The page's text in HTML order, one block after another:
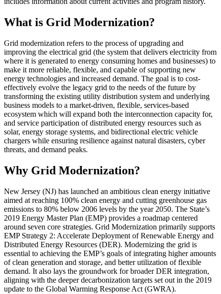
What is Grid Modernization?​​​​‌ ‍ ​‍​‍‌‍ ‌ ​‍‌‍‍‌‌‍‌ ‌‍‍‌‌‍ ‍​‍​‍​ ‍‍​‍​‍‌ ​ ‌‍​‌‌‍ ‍‌‍‍‌‌ ‌​‌ ‍‌​‍ ‍‌‍‍‌‌‍ ​‍​‍​‍ ​​‍​‍‌‍‍​‌ ​‍‌‍‌‌‌‍‌‍​‍​‍​ ‍‍​‍​‍‌‍‍​‌ ‌​‌ ‌​‌ ​​​ ‍‍​‍ ​‍ ‌‍ ​‌‍ ‌‍​ ‌‍​‌‌‍ ​‌‍‍​‌‍ ‌ ​ ‌ ‌​​ ‍‍​ ​ ​ ​ ​ ​ ​ ​ ​‍ ‌‍‍‌‌‍ ‍‌ ‌​‌‍‌‌‌‍ ‍‌ ‌​​‍ ‌‍‌‌‌‍‌​‌‍‍‌‌ ‌​​‍ ‌‍ ‌‌‍ ‌‍‌​‌‍‌‌​ ‌‌ ​​‌ ​‍‌‍‌‌‌ ​ ‌‍‌‌‌‍ ‍‌ ‌​‌‍​‌‌ ‌​‌‍‍‌‌‍ ‌‍ ‍​ ‍ ‌‍‍‌‌‍‌​​ ‌​ ‌​‌‍‌‍​ ‌‍​ ‍‌​ ‌‌​ ​‌​ ‍​‌‍‌‍​‍ ‌​ ​ ​ ‌‍​ ​​​ ​ ​‍ ‌​ ‌​​ ‍​‌‍‌​​ ‌‍​‍ ‌​ ‍​‌‍​‍‌‍‌‍​ ‍​​‍ ‌​ ‍​​ ​​​ ​ ​ ‌‌​ ‌ ‌‍‌​​ ​​‌‍​‌​ ‌​​ ‍‌‌‍‌‍​ ‌‌​ ‍ ‌ ‌​‌ ‍‌‌ ​​‌‍‌‌​ ‌‌ ​​‌ ​‍‌‍ ‌‍‌ ‌ ​‍‌‍​‌‌‍ ‌​ ‍ ‌ ​​‌‍​‌‌ ‌​‌‍‍​​ ‌‌‍​ ‌‍ ‌‍ ‍‌ ‌​‌‍‌‌‌‍ ‍‌ ‌​‌‌​ ‌‍‌‌‌‍​ ‌ ‌​‌‍‍‌‌‍ ‌‍ ‍‌ ​ ​‍‌‌​ ‌‌‌​​‍‌‌ ‌‍‍ ‌‍‌‌‌ ‍‌​‍‌‌​ ​ ‌​‌​​‍‌‌​ ​ ‌​‌​​‍‌‌​ ​‍​ ​‍​ ‌‌​ ​ ‌‍​ ​ ‌‍‌‍‌‍‌‍‌​‌‍‌‌‌‍‌​‌‍‌‍​ ​ ​ ‌‌​ ‌ ​‍‌‌​ ​‍​ ​‍​‍‌‌​ ‌‌‌​‌​​‍ ‍‌‍‍​‌‍‌‌‌‍​‌‌‍‌​‌‍‍‌‌‍ ‍‌‍‌ ​ ‌‍​‍‌‍​‌‌ ​ ‌‍‌‌‌‌‌‌‌ ​‍‌‍ ​​ ‌‌‍‍​‌ ‌​‌ ‌​‌ ​​​‍‌‌​ ​ ‌​​‌​‍‌‌​ ​‍‌​‌‍​‍‌‌​ ​‍‌​‌‍‌‍ ​‌‍ ‌‍​ ‌‍​‌‌‍ ​‌‍‍​‌‍ ‌ ​ ‌ ‌​​‍‌‌​ ​ ‌​​‌​ ​ ​ ​ ​ ​ ​ ​ ​‍‌‍‌‍‍‌‌‍‌​​ ‌​ ‌​‌‍‌‍​ ‌‍​ ‍‌​ ‌‌​ ​‌​ ‍​‌‍‌‍​‍ ‌​ ​ ​ ‌‍​ ​​​ ​ ​‍ ‌​ ‌​​ ‍​‌‍‌​​ ‌‍​‍ ‌​ ‍​‌‍​‍‌‍‌‍​ ‍​​‍ ‌​ ‍​​ ​​​ ​ ​ ‌‌​ ‌ ‌‍‌​​ ​​‌‍​‌​ ‌​​ ‍‌‌‍‌‍​ ‌‌​‍‌‍‌ ‌​‌ ‍‌‌ ​​‌‍‌‌​ ‌‌ ​​‌ ​‍‌‍ ‌‍‌ ‌ ​‍‌‍​‌‌‍ ‌​‍‌‍‌ ​​‌‍​‌‌ ‌​‌‍‍​​ ‌‌‍​ ‌‍ ‌‍ ‍‌ ‌​‌‍‌‌‌‍ ‍‌ ‌​‌‌​ ‌‍‌‌‌‍​ ‌ ‌​‌‍‍‌‌‍ ‌‍ ‍‌ ​ ​‍‌‌​ ‌‌‌​​‍‌‌ ‌‍‍ ‌‍‌‌‌ ‍‌​‍‌‌​ ​ ‌​‌​​‍‌‌​ ​ ‌​‌​​‍‌‌​ ​‍​ ​‍​ ‌‌​ ​ ‌‍​ ​ ‌‍‌‍‌‍‌‍‌​‌‍‌‌‌‍‌​‌‍‌‍​ ​ ​ ‌‌​ ‌ ​‍‌‌​ ​‍​ ​‍​‍‌‌​ ‌‌‌​‌​​‍ ‍‌‍‍​‌‍‌‌‌‍​‌‌‍‌​‌‍‍‌‌‍ ‍‌‍‌ ​‍‌‍‌ ​​‌‍‌‌‌ ​‍‌ ​ ‌ ​​‌‍‌‌‌‍​ ‌ ‌​‌‍‍‌‌ ‌‍‌‍‌‌​ ‌‌ ​​‌ ‌‌‌‍​‍‌‍ ​‌‍‍‌‌ ​ ‌‍‍​‌‍‌‌‌‍‌​​‍​‍‌ ‌
Grid modernization refers to the process of upgrading and
improving the electrical grid (the system that delivers electricity from
where it is generated to energy consuming homes and businesses) to
make it more reliable, flexible, and capable of supporting new
energy technologies and increased demand. The goal is to cost-
effectively evolve the legacy grid to the needs of the future by
transforming the existing utility distribution system and underlying
business models to a market-driven, flexible, services-based
ecosystem which will expand both the interconnection capacity for,
and service participation of distributed energy resources such as
solar, energy storage systems, and bidirectional electric vehicle
chargers while ensuring resilience against natural disasters, cyber
threats, and demand peaks.​​​​‌ ‍ ​‍​‍‌‍ ‌ ​‍‌‍‍‌‌‍‌ ‌‍‍‌‌‍ ‍​‍​‍​ ‍‍​‍​‍‌ ​ ‌‍​‌‌‍ ‍‌‍‍‌‌ ‌​‌ ‍‌​‍ ‍‌‍‍‌‌‍ ​‍​‍​‍ ​​‍​‍‌‍‍​‌ ​‍‌‍‌‌‌‍‌‍​‍​‍​ ‍‍​‍​‍‌‍‍​‌ ‌​‌ ‌​‌ ​​​ ‍‍​‍ ​‍ ‌‍ ​‌‍ ‌‍​ ‌‍​‌‌‍ ​‌‍‍​‌‍ ‌ ​ ‌ ‌​​ ‍‍​ ​ ​ ​ ​ ​ ​ ​ ​‍ ‌‍‍‌‌‍ ‍‌ ‌​‌‍‌‌‌‍ ‍‌ ‌​​‍ ‌‍‌‌‌‍‌​‌‍‍‌‌ ‌​​‍ ‌‍ ‌‌‍ ‌‍‌​‌‍‌‌​ ‌‌ ​​‌ ​‍‌‍‌‌‌ ​ ‌‍‌‌‌‍ ‍‌ ‌​‌‍​‌‌ ‌​‌‍‍‌‌‍ ‌‍ ‍​ ‍ ‌‍‍‌‌‍‌​​ ‌​ ‌​‌‍‌‍​ ‌‍​ ‍‌​ ‌‌​ ​‌​ ‍​‌‍‌‍​‍ ‌​ ​ ​ ‌‍​ ​​​ ​ ​‍ ‌​ ‌​​ ‍​‌‍‌​​ ‌‍​‍ ‌​ ‍​‌‍​‍‌‍‌‍​ ‍​​‍ ‌​ ‍​​ ​​​ ​ ​ ‌‌​ ‌ ‌‍‌​​ ​​‌‍​‌​ ‌​​ ‍‌‌‍‌‍​ ‌‌​ ‍ ‌ ‌​‌ ‍‌‌ ​​‌‍‌‌​ ‌‌ ​​‌ ​‍‌‍ ‌‍‌ ‌ ​‍‌‍​‌‌‍ ‌​ ‍ ‌ ​​‌‍​‌‌ ‌​‌‍‍​​ ‌‌‍​ ‌‍ ‌‍ ‍‌ ‌​‌‍‌‌‌‍ ‍‌ ‌​‌‌​ ‌‍‌‌‌‍​ ‌ ‌​‌‍‍‌‌‍ ‌‍ ‍‌ ​ ​‍‌‌​ ‌‌‌​​‍‌‌ ‌‍‍ ‌‍‌‌‌ ‍‌​‍‌‌​ ​ ‌​‌​​‍‌‌​ ​ ‌​‌​​‍‌‌​ ​‍​ ​‍​ ‌‌​ ​ ‌‍​ ​ ‌‍‌‍‌‍‌‍‌​‌‍‌‌‌‍‌​‌‍‌‍​ ​ ​ ‌‌​ ‌ ​‍‌‌​ ​‍​ ​‍​‍‌‌​ ‌‌‌​‌​​‍ ‍‌‍​ ‌‍ ‌‍ ‍‌ ‌​‌‍‌‌‌‍ ‍‌ ‌​​‍‌‌​ ‌‌‌​​‍‌‌ ‌‍‍ ‌‍‌‌‌ ‍‌​‍‌‌​ ​ ‌​‌​​‍‌‌​ ​ ‌​‌​​‍‌‌​ ​‍​ ​‍​ ‌‍‌‍‌‌‌‍‌‌​ ‌‍​ ‌ ​ ‌​‌‍​‍​ ‌ ‌‍‌‍​ ‌‍‌‍‌‍​ ​‌​‍‌‌​ ​‍​ ​‍​‍‌‌​ ‌‌‌​‌​​‍ ‍‌‍​ ‌‍‍​‌‍‍‌‌‍ ​‌‍‌​‌ ​‍‌‍‌‌‌‍ ‍​‍‌‌​ ‌‌‌​​‍‌‌ ‌‍‍ ‌‍‌‌‌ ‍‌​‍‌‌​ ​ ‌​‌​​‍‌‌​ ​ ‌​‌​​‍‌‌​ ​‍​ ​‍‌‍​‍​ ‌‌​ ​ ‌‍​‌​ ‌‍‌‍​ ​ ‍‌‌‍​‍​ ‌ ‌‍​ ​ ​ ​ ‌‍​‍‌‌​ ​‍​ ​‍​‍‌‌​ ‌‌‌​‌​​‍ ‍‌ ‌​‌‍‌‌‌ ‍​‌ ‌​​ ‌‍​‍‌‍​‌‌ ​ ‌‍‌‌‌‌‌‌‌ ​‍‌‍ ​​ ‌‌‍‍​‌ ‌​‌ ‌​‌ ​​​‍‌‌​ ​ ‌​​‌​‍‌‌​ ​‍‌​‌‍​‍‌‌​ ​‍‌​‌‍‌‍ ​‌‍ ‌‍​ ‌‍​‌‌‍ ​‌‍‍​‌‍ ‌ ​ ‌ ‌​​‍‌‌​ ​ ‌​​‌​ ​ ​ ​ ​ ​ ​ ​ ​‍‌‍‌‍‍‌‌‍‌​​ ‌​ ‌​‌‍‌‍​ ‌‍​ ‍‌​ ‌‌​ ​‌​ ‍​‌‍‌‍​‍ ‌​ ​ ​ ‌‍​ ​​​ ​ ​‍ ‌​ ‌​​ ‍​‌‍‌​​ ‌‍​‍ ‌​ ‍​‌‍​‍‌‍‌‍​ ‍​​‍ ‌​ ‍​​ ​​​ ​ ​ ‌‌​ ‌ ‌‍‌​​ ​​‌‍​‌​ ‌​​ ‍‌‌‍‌‍​ ‌‌​‍‌‍‌ ‌​‌ ‍‌‌ ​​‌‍‌‌​ ‌‌ ​​‌ ​‍‌‍ ‌‍‌ ‌ ​‍‌‍​‌‌‍ ‌​‍‌‍‌ ​​‌‍​‌‌ ‌​‌‍‍​​ ‌‌‍​ ‌‍ ‌‍ ‍‌ ‌​‌‍‌‌‌‍ ‍‌ ‌​‌‌​ ‌‍‌‌‌‍​ ‌ ‌​‌‍‍‌‌‍ ‌‍ ‍‌ ​ ​‍‌‌​ ‌‌‌​​‍‌‌ ‌‍‍ ‌‍‌‌‌ ‍‌​‍‌‌​ ​ ‌​‌​​‍‌‌​ ​ ‌​‌​​‍‌‌​ ​‍​ ​‍​ ‌‌​ ​ ‌‍​ ​ ‌‍‌‍‌‍‌‍‌​‌‍‌‌‌‍‌​‌‍‌‍​ ​ ​ ‌‌​ ‌ ​‍‌‌​ ​‍​ ​‍​‍‌‌​ ‌‌‌​‌​​‍ ‍‌‍​ ‌‍ ‌‍ ‍‌ ‌​‌‍‌‌‌‍ ‍‌ ‌​​‍‌‌​ ‌‌‌​​‍‌‌ ‌‍‍ ‌‍‌‌‌ ‍‌​‍‌‌​ ​ ‌​‌​​‍‌‌​ ​ ‌​‌​​‍‌‌​ ​‍​ ​‍​ ‌‍‌‍‌‌‌‍‌‌​ ‌‍​ ‌ ​ ‌​‌‍​‍​ ‌ ‌‍‌‍​ ‌‍‌‍‌‍​ ​‌​‍‌‌​ ​‍​ ​‍​‍‌‌​ ‌‌‌​‌​​‍ ‍‌‍​ ‌‍‍​‌‍‍‌‌‍ ​‌‍‌​‌ ​‍‌‍‌‌‌‍ ‍​‍‌‌​ ‌‌‌​​‍‌‌ ‌‍‍ ‌‍‌‌‌ ‍‌​‍‌‌​ ​ ‌​‌​​‍‌‌​ ​ ‌​‌​​‍‌‌​ ​‍​ ​‍‌‍​‍​ ‌‌​ ​ ‌‍​‌​ ‌‍‌‍​ ​ ‍‌‌‍​‍​ ‌ ‌‍​ ​ ​ ​ ‌‍​‍‌‌​ ​‍​ ​‍​‍‌‌​ ‌‌‌​‌​​‍ ‍‌ ‌​‌‍‌‌‌ ‍​‌ ‌​​‍‌‍‌ ​​‌‍‌‌‌ ​‍‌ ​ ‌ ​​‌‍‌‌‌‍​ ‌ ‌​‌‍‍‌‌ ‌‍‌‍‌‌​ ‌‌ ​​‌ ‌‌‌‍​‍‌‍ ​‌‍‍‌‌ ​ ‌‍‍​‌‍‌‌‌‍‌​​‍​‍‌ ‌
Why Grid Modernization?​​​​‌ ‍ ​‍​‍‌‍ ‌ ​‍‌‍‍‌‌‍‌ ‌‍‍‌‌‍ ‍​‍​‍​ ‍‍​‍​‍‌ ​ ‌‍​‌‌‍ ‍‌‍‍‌‌ ‌​‌ ‍‌​‍ ‍‌‍‍‌‌‍ ​‍​‍​‍ ​​‍​‍‌‍‍​‌ ​‍‌‍‌‌‌‍‌‍​‍​‍​ ‍‍​‍​‍‌‍‍​‌ ‌​‌ ‌​‌ ​​​ ‍‍​‍ ​‍ ‌‍ ​‌‍ ‌‍​ ‌‍​‌‌‍ ​‌‍‍​‌‍ ‌ ​ ‌ ‌​​ ‍‍​ ​ ​ ​ ​ ​ ​ ​ ​‍ ‌‍‍‌‌‍ ‍‌ ‌​‌‍‌‌‌‍ ‍‌ ‌​​‍ ‌‍‌‌‌‍‌​‌‍‍‌‌ ‌​​‍ ‌‍ ‌‌‍ ‌‍‌​‌‍‌‌​ ‌‌ ​​‌ ​‍‌‍‌‌‌ ​ ‌‍‌‌‌‍ ‍‌ ‌​‌‍​‌‌ ‌​‌‍‍‌‌‍ ‌‍ ‍​ ‍ ‌‍‍‌‌‍‌​​ ‌​ ‌​‌‍‌‍​ ‌‍​ ‍‌​ ‌‌​ ​‌​ ‍​‌‍‌‍​‍ ‌​ ​ ​ ‌‍​ ​​​ ​ ​‍ ‌​ ‌​​ ‍​‌‍‌​​ ‌‍​‍ ‌​ ‍​‌‍​‍‌‍‌‍​ ‍​​‍ ‌​ ‍​​ ​​​ ​ ​ ‌‌​ ‌ ‌‍‌​​ ​​‌‍​‌​ ‌​​ ‍‌‌‍‌‍​ ‌‌​ ‍ ‌ ‌​‌ ‍‌‌ ​​‌‍‌‌​ ‌‌ ​​‌ ​‍‌‍ ‌‍‌ ‌ ​‍‌‍​‌‌‍ ‌​ ‍ ‌ ​​‌‍​‌‌ ‌​‌‍‍​​ ‌‌‍​ ‌‍ ‌‍ ‍‌ ‌​‌‍‌‌‌‍ ‍‌ ‌​‌‌​ ‌‍‌‌‌‍​ ‌ ‌​‌‍‍‌‌‍ ‌‍ ‍‌ ​ ​‍‌‌​ ‌‌‌​​‍‌‌ ‌‍‍ ‌‍‌‌‌ ‍‌​‍‌‌​ ​ ‌​‌​​‍‌‌​ ​ ‌​‌​​‍‌‌​ ​‍​ ​‍​ ​‌‌‍​ ​ ​‍‌‍​‍​ ‌‍​ ‍​​ ​‌‌‍‌​​ ‍​‌‍​‍‌‍​ ​ ‌ ​‍‌‌​ ​‍​ ​‍​‍‌‌​ ‌‌‌​‌​​‍ ‍‌‍‍​‌‍‌‌‌‍​‌‌‍‌​‌‍‍‌‌‍ ‍‌‍‌ ​ ‌‍​‍‌‍​‌‌ ​ ‌‍‌‌‌‌‌‌‌ ​‍‌‍ ​​ ‌‌‍‍​‌ ‌​‌ ‌​‌ ​​​‍‌‌​ ​ ‌​​‌​‍‌‌​ ​‍‌​‌‍​‍‌‌​ ​‍‌​‌‍‌‍ ​‌‍ ‌‍​ ‌‍​‌‌‍ ​‌‍‍​‌‍ ‌ ​ ‌ ‌​​‍‌‌​ ​ ‌​​‌​ ​ ​ ​ ​ ​ ​ ​ ​‍‌‍‌‍‍‌‌‍‌​​ ‌​ ‌​‌‍‌‍​ ‌‍​ ‍‌​ ‌‌​ ​‌​ ‍​‌‍‌‍​‍ ‌​ ​ ​ ‌‍​ ​​​ ​ ​‍ ‌​ ‌​​ ‍​‌‍‌​​ ‌‍​‍ ‌​ ‍​‌‍​‍‌‍‌‍​ ‍​​‍ ‌​ ‍​​ ​​​ ​ ​ ‌‌​ ‌ ‌‍‌​​ ​​‌‍​‌​ ‌​​ ‍‌‌‍‌‍​ ‌‌​‍‌‍‌ ‌​‌ ‍‌‌ ​​‌‍‌‌​ ‌‌ ​​‌ ​‍‌‍ ‌‍‌ ‌ ​‍‌‍​‌‌‍ ‌​‍‌‍‌ ​​‌‍​‌‌ ‌​‌‍‍​​ ‌‌‍​ ‌‍ ‌‍ ‍‌ ‌​‌‍‌‌‌‍ ‍‌ ‌​‌‌​ ‌‍‌‌‌‍​ ‌ ‌​‌‍‍‌‌‍ ‌‍ ‍‌ ​ ​‍‌‌​ ‌‌‌​​‍‌‌ ‌‍‍ ‌‍‌‌‌ ‍‌​‍‌‌​ ​ ‌​‌​​‍‌‌​ ​ ‌​‌​​‍‌‌​ ​‍​ ​‍​ ​‌‌‍​ ​ ​‍‌‍​‍​ ‌‍​ ‍​​ ​‌‌‍‌​​ ‍​‌‍​‍‌‍​ ​ ‌ ​‍‌‌​ ​‍​ ​‍​‍‌‌​ ‌‌‌​‌​​‍ ‍‌‍‍​‌‍‌‌‌‍​‌‌‍‌​‌‍‍‌‌‍ ‍‌‍‌ ​‍‌‍‌ ​​‌‍‌‌‌ ​‍‌ ​ ‌ ​​‌‍‌‌‌‍​ ‌ ‌​‌‍‍‌‌ ‌‍‌‍‌‌​ ‌‌ ​​‌ ‌‌‌‍​‍‌‍ ​‌‍‍‌‌ ​ ‌‍‍​‌‍‌‌‌‍‌​​‍​‍‌ ‌
New Jersey (NJ) has launched an ambitious clean energy initiative
aimed at reaching 100% clean energy and cutting greenhouse gas
emissions to 80% below 2006 levels by the year 2050. The State’s
2019 Energy Master Plan (EMP) provides a roadmap centered
around seven core strategies. Grid Modernization primarily supports
EMP Strategy 2: Accelerate Deployment of Renewable Energy and
Distributed Energy Resources (DER). Modernizing the grid is
essential to achieving the EMP’s goals of integrating higher amounts
of clean generation and storage, and better utilization of flexible
demand. It also lays the groundwork for broader DER integration,
aligning with the deeper decarbonization targets set out in the 2019
update to the Global Warming Response Act (GWRA).​​​​‌ ‍ ​‍​‍‌‍ ‌ ​‍‌‍‍‌‌‍‌ ‌‍‍‌‌‍ ‍​‍​‍​ ‍‍​‍​‍‌ ​ ‌‍​‌‌‍ ‍‌‍‍‌‌ ‌​‌ ‍‌​‍ ‍‌‍‍‌‌‍ ​‍​‍​‍ ​​‍​‍‌‍‍​‌ ​‍‌‍‌‌‌‍‌‍​‍​‍​ ‍‍​‍​‍‌‍‍​‌ ‌​‌ ‌​‌ ​​​ ‍‍​‍ ​‍ ‌‍ ​‌‍ ‌‍​ ‌‍​‌‌‍ ​‌‍‍​‌‍ ‌ ​ ‌ ‌​​ ‍‍​ ​ ​ ​ ​ ​ ​ ​ ​‍ ‌‍‍‌‌‍ ‍‌ ‌​‌‍‌‌‌‍ ‍‌ ‌​​‍ ‌‍‌‌‌‍‌​‌‍‍‌‌ ‌​​‍ ‌‍ ‌‌‍ ‌‍‌​‌‍‌‌​ ‌‌ ​​‌ ​‍‌‍‌‌‌ ​ ‌‍‌‌‌‍ ‍‌ ‌​‌‍​‌‌ ‌​‌‍‍‌‌‍ ‌‍ ‍​ ‍ ‌‍‍‌‌‍‌​​ ‌​ ‌​‌‍‌‍​ ‌‍​ ‍‌​ ‌‌​ ​‌​ ‍​‌‍‌‍​‍ ‌​ ​ ​ ‌‍​ ​​​ ​ ​‍ ‌​ ‌​​ ‍​‌‍‌​​ ‌‍​‍ ‌​ ‍​‌‍​‍‌‍‌‍​ ‍​​‍ ‌​ ‍​​ ​​​ ​ ​ ‌‌​ ‌ ‌‍‌​​ ​​‌‍​‌​ ‌​​ ‍‌‌‍‌‍​ ‌‌​ ‍ ‌ ‌​‌ ‍‌‌ ​​‌‍‌‌​ ‌‌ ​​‌ ​‍‌‍ ‌‍‌ ‌ ​‍‌‍​‌‌‍ ‌​ ‍ ‌ ​​‌‍​‌‌ ‌​‌‍‍​​ ‌‌‍​ ‌‍ ‌‍ ‍‌ ‌​‌‍‌‌‌‍ ‍‌ ‌​‌‌​ ‌‍‌‌‌‍​ ‌ ‌​‌‍‍‌‌‍ ‌‍ ‍‌ ​ ​‍‌‌​ ‌‌‌​​‍‌‌ ‌‍‍ ‌‍‌‌‌ ‍‌​‍‌‌​ ​ ‌​‌​​‍‌‌​ ​ ‌​‌​​‍‌‌​ ​‍​ ​‍​ ​‌‌‍​ ​ ​‍‌‍​‍​ ‌‍​ ‍​​ ​‌‌‍‌​​ ‍​‌‍​‍‌‍​ ​ ‌ ​‍‌‌​ ​‍​ ​‍​‍‌‌​ ‌‌‌​‌​​‍ ‍‌‍​ ‌‍ ‌‍ ‍‌ ‌​‌‍‌‌‌‍ ‍‌ ‌​​‍‌‌​ ‌‌‌​​‍‌‌ ‌‍‍ ‌‍‌‌‌ ‍‌​‍‌‌​ ​ ‌​‌​​‍‌‌​ ​ ‌​‌​​‍‌‌​ ​‍​ ​‍​ ​ ‌‍​ ‌‍​ ‌‍​‍‌‍‌​‌‍‌‌​ ‍‌‌‍‌‌​ ‌​‌‍​‌​ ‍​​ ​‌​‍‌‌​ ​‍​ ​‍​‍‌‌​ ‌‌‌​‌​​‍ ‍‌‍​ ‌‍‍​‌‍‍‌‌‍ ​‌‍‌​‌ ​‍‌‍‌‌‌‍ ‍​‍‌‌​ ‌‌‌​​‍‌‌ ‌‍‍ ‌‍‌‌‌ ‍‌​‍‌‌​ ​ ‌​‌​​‍‌‌​ ​ ‌​‌​​‍‌‌​ ​‍​ ​‍‌‍​ ​ ​​​ ‍‌‌‍‌‍​ ‍‌​ ​‍​ ​‌​ ‌ ​ ‌​‌‍​‌‌‍​ ‌‍‌‍​‍‌‌​ ​‍​ ​‍​‍‌‌​ ‌‌‌​‌​​‍ ‍‌ ‌​‌‍‌‌‌ ‍​‌ ‌​​ ‌‍​‍‌‍​‌‌ ​ ‌‍‌‌‌‌‌‌‌ ​‍‌‍ ​​ ‌‌‍‍​‌ ‌​‌ ‌​‌ ​​​‍‌‌​ ​ ‌​​‌​‍‌‌​ ​‍‌​‌‍​‍‌‌​ ​‍‌​‌‍‌‍ ​‌‍ ‌‍​ ‌‍​‌‌‍ ​‌‍‍​‌‍ ‌ ​ ‌ ‌​​‍‌‌​ ​ ‌​​‌​ ​ ​ ​ ​ ​ ​ ​ ​‍‌‍‌‍‍‌‌‍‌​​ ‌​ ‌​‌‍‌‍​ ‌‍​ ‍‌​ ‌‌​ ​‌​ ‍​‌‍‌‍​‍ ‌​ ​ ​ ‌‍​ ​​​ ​ ​‍ ‌​ ‌​​ ‍​‌‍‌​​ ‌‍​‍ ‌​ ‍​‌‍​‍‌‍‌‍​ ‍​​‍ ‌​ ‍​​ ​​​ ​ ​ ‌‌​ ‌ ‌‍‌​​ ​​‌‍​‌​ ‌​​ ‍‌‌‍‌‍​ ‌‌​‍‌‍‌ ‌​‌ ‍‌‌ ​​‌‍‌‌​ ‌‌ ​​‌ ​‍‌‍ ‌‍‌ ‌ ​‍‌‍​‌‌‍ ‌​‍‌‍‌ ​​‌‍​‌‌ ‌​‌‍‍​​ ‌‌‍​ ‌‍ ‌‍ ‍‌ ‌​‌‍‌‌‌‍ ‍‌ ‌​‌‌​ ‌‍‌‌‌‍​ ‌ ‌​‌‍‍‌‌‍ ‌‍ ‍‌ ​ ​‍‌‌​ ‌‌‌​​‍‌‌ ‌‍‍ ‌‍‌‌‌ ‍‌​‍‌‌​ ​ ‌​‌​​‍‌‌​ ​ ‌​‌​​‍‌‌​ ​‍​ ​‍​ ​‌‌‍​ ​ ​‍‌‍​‍​ ‌‍​ ‍​​ ​‌‌‍‌​​ ‍​‌‍​‍‌‍​ ​ ‌ ​‍‌‌​ ​‍​ ​‍​‍‌‌​ ‌‌‌​‌​​‍ ‍‌‍​ ‌‍ ‌‍ ‍‌ ‌​‌‍‌‌‌‍ ‍‌ ‌​​‍‌‌​ ‌‌‌​​‍‌‌ ‌‍‍ ‌‍‌‌‌ ‍‌​‍‌‌​ ​ ‌​‌​​‍‌‌​ ​ ‌​‌​​‍‌‌​ ​‍​ ​‍​ ​ ‌‍​ ‌‍​ ‌‍​‍‌‍‌​‌‍‌‌​ ‍‌‌‍‌‌​ ‌​‌‍​‌​ ‍​​ ​‌​‍‌‌​ ​‍​ ​‍​‍‌‌​ ‌‌‌​‌​​‍ ‍‌‍​ ‌‍‍​‌‍‍‌‌‍ ​‌‍‌​‌ ​‍‌‍‌‌‌‍ ‍​‍‌‌​ ‌‌‌​​‍‌‌ ‌‍‍ ‌‍‌‌‌ ‍‌​‍‌‌​ ​ ‌​‌​​‍‌‌​ ​ ‌​‌​​‍‌‌​ ​‍​ ​‍‌‍​ ​ ​​​ ‍‌‌‍‌‍​ ‍‌​ ​‍​ ​‌​ ‌ ​ ‌​‌‍​‌‌‍​ ‌‍‌‍​‍‌‌​ ​‍​ ​‍​‍‌‌​ ‌‌‌​‌​​‍ ‍‌ ‌​‌‍‌‌‌ ‍​‌ ‌​​‍‌‍‌ ​​‌‍‌‌‌ ​‍‌ ​ ‌ ​​‌‍‌‌‌‍​ ‌ ‌​‌‍‍‌‌ ‌‍‌‍‌‌​ ‌‌ ​​‌ ‌‌‌‍​‍‌‍ ​‌‍‍‌‌ ​ ‌‍‍​‌‍‌‌‌‍‌​​‍​‍‌ ‌